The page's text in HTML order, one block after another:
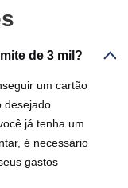
de 3 mil?
um cartão
desejado
já tenha um
é necessário
gastos